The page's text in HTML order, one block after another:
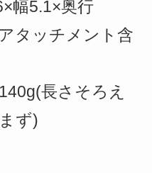
幅5.1×奥行
タッチメント含
長さそろえ
ず)